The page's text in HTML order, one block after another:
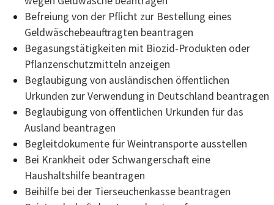
Befreiung von der Pflicht zur Bestellung eines
Geldwäschebeauftragten beantragen
Begasungstätigkeiten mit Biozid-Produkten oder
Pflanzenschutzmitteln anzeigen
Beglaubigung von ausländischen öffentlichen
Urkunden zur Verwendung in Deutschland beantragen
Beglaubigung von öffentlichen Urkunden für das
Ausland beantragen
Begleitdokumente für Weintransporte ausstellen
Bei Krankheit oder Schwangerschaft eine
Haushaltshilfe beantragen
Beihilfe bei der Tierseuchenkasse beantragen